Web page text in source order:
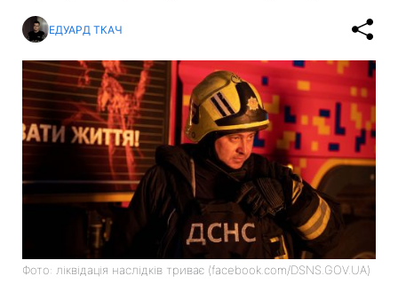
ЕДУАРД ТКАЧ
Фото: ліквідація наслідків триває (facebook.com/DSNS.GOV.UA)